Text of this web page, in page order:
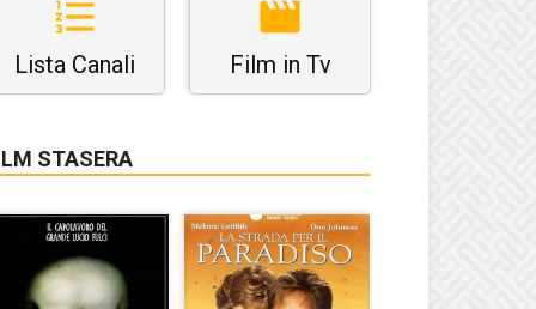
Lista Canali Film in Tv
STASERA